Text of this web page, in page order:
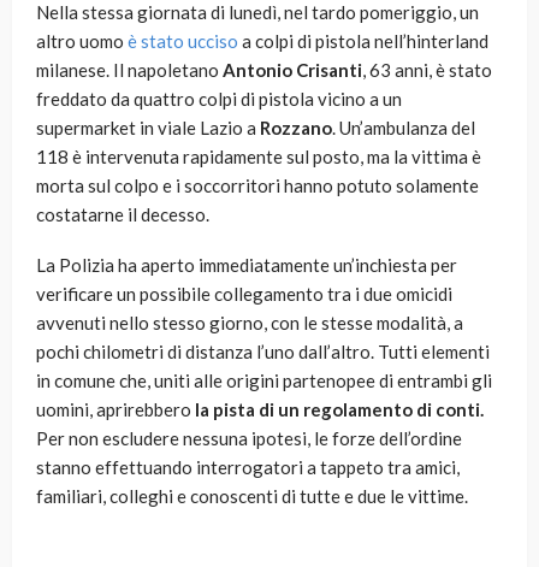
Nella stessa giornata di lunedì, nel tardo pomeriggio, un
altro uomo è stato ucciso a colpi di pistola nell’hinterland
milanese. Il napoletano Antonio Crisanti, 63 anni, è stato
freddato da quattro colpi di pistola vicino a un
supermarket in viale Lazio a Rozzano. Un’ambulanza del
118 è intervenuta rapidamente sul posto, ma la vittima è
morta sul colpo e i soccorritori hanno potuto solamente
costatarne il decesso.
La Polizia ha aperto immediatamente un’inchiesta per
verificare un possibile collegamento tra i due omicidi
avvenuti nello stesso giorno, con le stesse modalità, a
pochi chilometri di distanza l’uno dall’altro. Tutti elementi
in comune che, uniti alle origini partenopee di entrambi gli
uomini, aprirebbero la pista di un regolamento di conti.
Per non escludere nessuna ipotesi, le forze dell’ordine
stanno effettuando interrogatori a tappeto tra amici,
familiari, colleghi e conoscenti di tutte e due le vittime.